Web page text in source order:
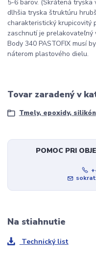
5-6 barov. (Skrátená
dlhšia tryska štruktúru
charakteristický krupicovitý
zaschnutí je prelakovateľný
Body 340 PASTOFIX musí
náterom plastového dielu.
Tovar zaradený v
Tmely, epoxidy,
POMOC PRI
Na stiahnutie
Technický list